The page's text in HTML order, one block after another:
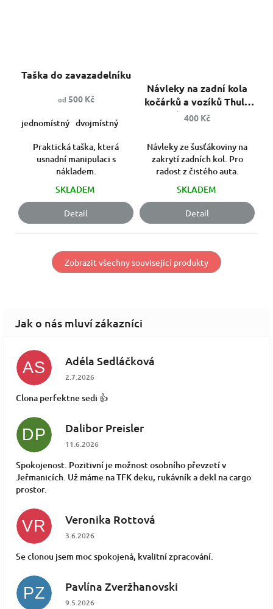
hodnocení
je
z
hvězdiček.
Taška do zavazadelníku
od 500 Kč
jednomístný dvojmístný
Praktická taška, která
usnadní manipulaci s
nákladem.
SKLADEM
Detail
hodnocení
produktu
je
5,0
5
hvězdiček.
Návleky na zadní kola
kočárků a vozíků Thule
Zachytí nečistoty z kol,
parkovat doma.
400 Kč
Návleky ze šusťákoviny na
zakrytí zadních kol. Pro
radost z čistého auta.
SKLADEM
Detail
Zobrazit všechny související produkty
AS Adéla Sedláčková
Hodnocení obchodu je 5 z 5 hvězdiček.
2.7.2026
Clona perfektne sedi 👍
DP Dalibor Preisler
Hodnocení obchodu je 5 z 5 hvězdiček.
11.6.2026
Spokojenost. Pozitivní je možnost osobního převzetí v
Jeřmanicích. Už máme na TFK deku, rukávník a dekl na cargo
prostor.
VR Veronika Rottová
Hodnocení obchodu je 5 z 5 hvězdiček.
3.6.2026
Se clonou jsem moc spokojená, kvalitní zpracování.
PZ Pavlína Zveržhanovski
Hodnocení obchodu je 5 z 5 hvězdiček.
9.5.2026